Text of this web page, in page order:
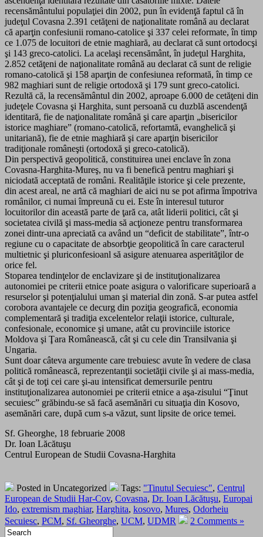
recensământului populaţiei din 2002, pun în evidenţă faptul că în
judeţul Covasna 2.391 cetăţeni de naţionalitate română au declarat
că aparţin confesiunii romano-catolice şi 337 celei reformate, în timp
ce 1.075 de locuitori de etnie maghiară, au declarat că sunt ortodocşi
şi 143 greco-catolici. La acelaşi recensământ, în judeţul Harghita,
2.852 cetăţeni de naţionalitate română au declarat că sunt de religie
romano-catolică şi 158 aparţin de confesiunea reformată, în timp ce
982 maghiari sunt de religie ortodoxă şi 179 sunt greco-catolici.
Rezultă că, la recensământul din 2002, aproape 6.000 de cetăţeni din
judeţele Covasna şi Harghita, sunt persoană cu duzblă ascendenţă
identitară, fie de naţionalitate română şi care aparţin „bisericilor
istorice maghiare” (romano-catolică, refortamtă, evanghelică şi
unitariană), fie de etnie maghiară şi care aparţin bisericilor
tradiţionale româneşti (ortodoxă şi greco-catolică).
Din perspectivă geopolitică, constituirea unei enclave în zona
Covasna-Harghita-Mureş, nu va fi benefică pentru maghiari şi
niciodată acceptată de români. Realităţile istorice şi cele prezente,
din acest areal, ne artă că maghiari de aici nu se pot afirma împotriva
românilor, ci numai împreună cu ei. Este în interesul tuturor
locuitorilor din această parte de ţară ca, atât liderii politici, cât şi
societatea civilă şi mass-media să acţioneze pentru transformarea
zonei dintr-una apreciată ca având un “deficit de stabilitate”, într-o
regiune cu o capacitate de absorbţie geopolitică în care caracterul
multietnic şi pluriconfesioanl să asigure atenuarea asperităţilor de
orice fel.
Stoparea tendinţelor de enclavizare şi de instituţionalizarea
autonomiei pe criterii etnice poate asigura o valorificare superioară a
resurselor şi potenţialului uman şi material din zonă. S-ar putea astfel
corobora avantajele ce decurg din poziţia geografică, economia
complementară şi tradiţia excelentelor relaţii istorice, culturale,
confesionale, economice şi umane, atât cu provinciile istorice
Moldova şi Ţara Românească, cât şi cu cele din Transilvania şi
Ungaria.
Sunt doar câteva argumente care trebuiesc avute în vedere de clasa
politică românească, reprezentanţii societăţii civile şi ai mass-media,
cât şi de toţi cei care şi-au intensificat demersurile pentru
instituţionalizarea autonomiei pe criterii etnice a aşa-zisului “Ţinut
secuiesc” grăbindu-se să facă asemănări cu situaţia din Kosovo,
asemănări care, după cum s-a văzut, sunt lipsite de orice temei.
Sf. Gheorghe, 18 februarie 2008
Dr. Ioan Lăcătuşu
Centrul European de Studii Covasna-Harghita
Posted in Uncategorized Tags: "Tinutul Secuiesc", Centrul
European de Studii Har-Cov, Covasna, Dr. Ioan Lăcătuşu, Europai
Ido, extremism maghiar, Harghita, kosovo, Mures, Odorheiu
Secuiesc, PCM, Sf. Gheorghe, UCM, UDMR 2 Comments »